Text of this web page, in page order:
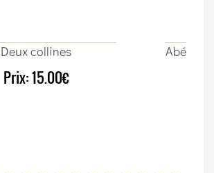
Deux collines
Prix:15.00€